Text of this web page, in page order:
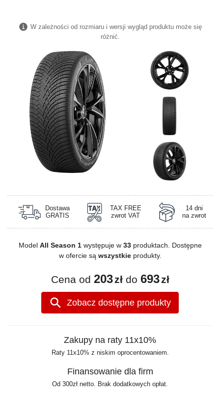
W zależności od rozmiaru i wersji wygląd produktu może się
różnić.
Dostawa
GRATIS
TAX FREE
zwrot VAT
14 dni
na zwrot
Model All Season 1występuje w 33produktach. Dostępne
w ofercie są wszystkieprodukty.
Cena od 203złdo 693zł
Zobacz dostępne produkty
Zakupy na raty 11x10%
Raty 11x10% z niskim oprocentowaniem.
Finansowanie dla firm
Od 300zł netto. Brak dodatkowych opłat.